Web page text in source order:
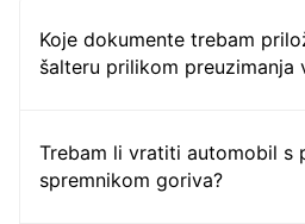
Koje dokumente trebam
šalteru prilikom preuzimanja
Trebam li vratiti automobil s
spremnikom goriva?